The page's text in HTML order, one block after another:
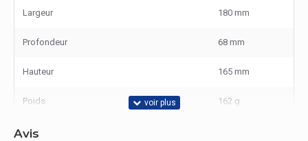
Largeur 180 mm
Profondeur 68 mm
Hauteur 165 mm
Poids 162 g
Emballage
Avis